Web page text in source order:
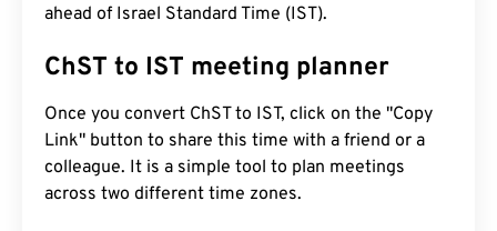
ahead of Israel Standard Time (IST).
ChST to IST meeting planner
Once you convert ChST to IST, click on the "Copy
Link" button to share this time with a friend or a
colleague. It is a simple tool to plan meetings
across two different time zones.